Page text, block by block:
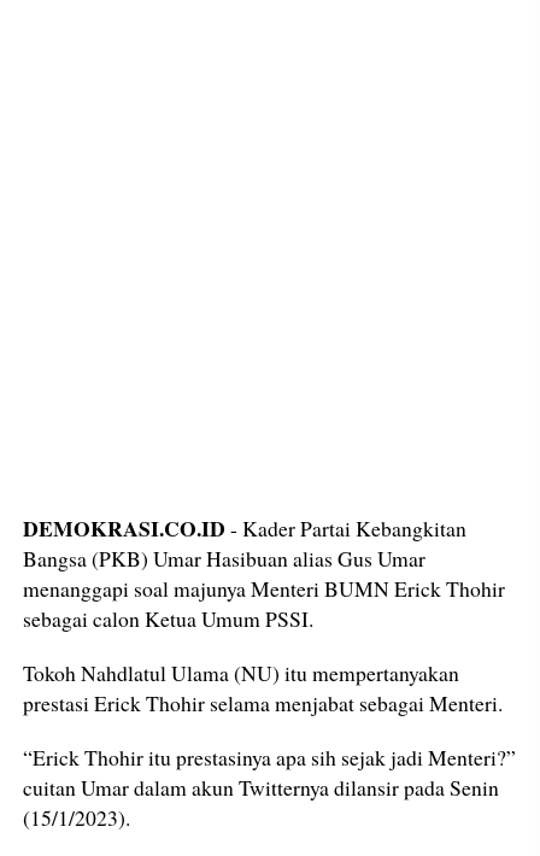
DEMOKRASI.CO.ID - Kader Partai Kebangkitan
Bangsa (PKB) Umar Hasibuan alias Gus Umar
menanggapi soal majunya Menteri BUMN Erick Thohir
sebagai calon Ketua Umum PSSI.
Tokoh Nahdlatul Ulama (NU) itu mempertanyakan
prestasi Erick Thohir selama menjabat sebagai Menteri.
“Erick Thohir itu prestasinya apa sih sejak jadi Menteri?”
cuitan Umar dalam akun Twitternya dilansir pada Senin
(15/1/2023).